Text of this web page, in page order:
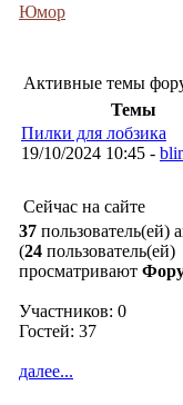
Юмор
Активные темы
Темы
Пилки для лобзика
19/10/2024 10:45 -
Сейчас на сайте
37 пользователь(ей)
(24 пользователь(ей)
просматривают
Участников: 0
Гостей: 37
далее...